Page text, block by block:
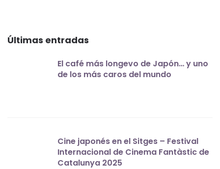
Últimas entradas
El café más longevo de Japón… y uno
de los más caros del mundo
Cine japonés en el Sitges – Festival
Internacional de Cinema Fantàstic de
Catalunya 2025